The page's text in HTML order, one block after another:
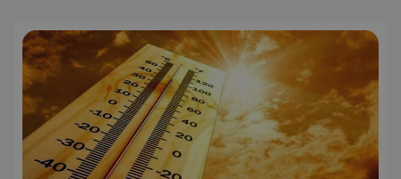
usprivacy
.lifenewscy.tothemaonline.com